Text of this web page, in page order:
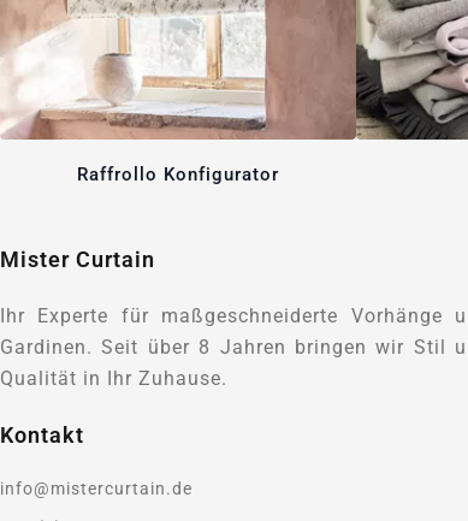
Raffrollo Konfigurator
Mister Curtain
Ihr Experte für maßgeschneiderte Vorhänge
Gardinen. Seit über 8 Jahren bringen wir Stil
Qualität in Ihr Zuhause.
Kontakt
info@mistercurtain.de